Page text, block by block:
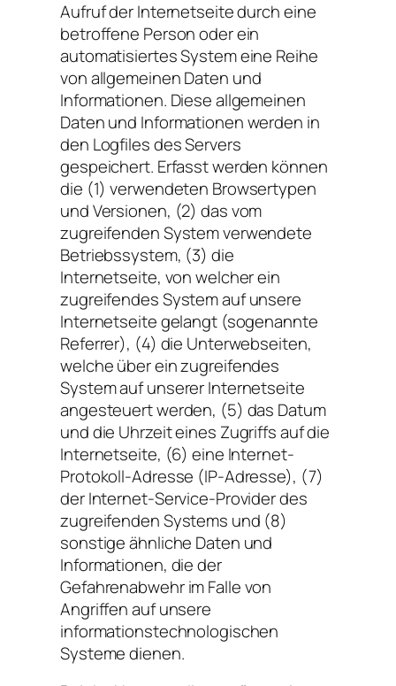
Aufruf der Internetseite durch eine
betroffene Person oder ein
automatisiertes System eine Reihe
von allgemeinen Daten und
Informationen. Diese allgemeinen
Daten und Informationen werden in
den Logfiles des Servers
gespeichert. Erfasst werden können
die (1) verwendeten Browsertypen
und Versionen, (2) das vom
zugreifenden System verwendete
Betriebssystem, (3) die
Internetseite, von welcher ein
zugreifendes System auf unsere
Internetseite gelangt (sogenannte
Referrer), (4) die Unterwebseiten,
welche über ein zugreifendes
System auf unserer Internetseite
angesteuert werden, (5) das Datum
und die Uhrzeit eines Zugriffs auf die
Internetseite, (6) eine Internet-
Protokoll-Adresse (IP-Adresse), (7)
der Internet-Service-Provider des
zugreifenden Systems und (8)
sonstige ähnliche Daten und
Informationen, die der
Gefahrenabwehr im Falle von
Angriffen auf unsere
informationstechnologischen
Systeme dienen.